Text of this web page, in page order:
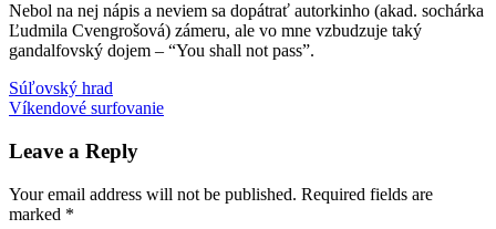
Nebol na nej nápis a neviem sa dopátrať autorkinho (akad. sochárka
Ľudmila Cvengrošová) zámeru, ale vo mne vzbudzuje taký
gandalfovský dojem – “You shall not pass”.
Polompotulkysocha
Post
navigation
Previous
Post:
Súľovský hrad
Next
Víkendové surfovanie
Leave a Reply
Your email address will not be published. Required fields are
marked *